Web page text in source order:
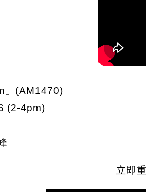
」(AM1470)
(2-4pm)
立即